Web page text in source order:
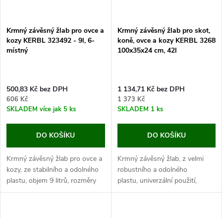
Krmný závěsný žlab pro ovce a
kozy KERBL 323492 - 9l, 6-
místný
500,83 Kč bez DPH
606 Kč
SKLADEM více jak 5 ks
DO KOŠÍKU
Krmný závěsný žlab pro ovce a
kozy, ze stabilního a odolného
plastu, objem 9 litrů, rozměry
95,5x21x12 cm.
Krmný závěsný žlab pro skot,
koně, ovce a kozy KERBL 3268
100x35x24 cm, 42l
1 134,71 Kč bez DPH
1 373 Kč
SKLADEM 1 ks
DO KOŠÍKU
Krmný závěsný žlab, z velmi
robustního a odolného
plastu, univerzální použití,
rychlá montáž, objem 42